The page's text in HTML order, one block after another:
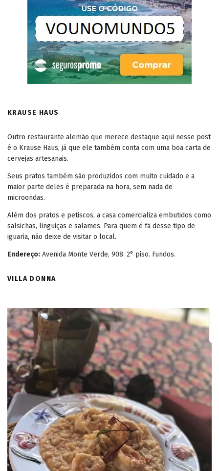
KRAUSE HAUS
Outro restaurante alemão que merece destaque aqui nesse post
é o Krause Haus, já que ele também conta com uma boa carta de
cervejas artesanais.
Seus pratos também são produzidos com muito cuidado e a
maior parte deles é preparada na hora, sem nada de
microondas.
Além dos pratos e petiscos, a casa comercializa embutidos como
salsichas, linguiças e salames. Para quem é fã desse tipo de
iguaria, não deixe de visitar o local.
Endereço: Avenida Monte Verde, 908. 2° piso. Fundos.
VILLA DONNA